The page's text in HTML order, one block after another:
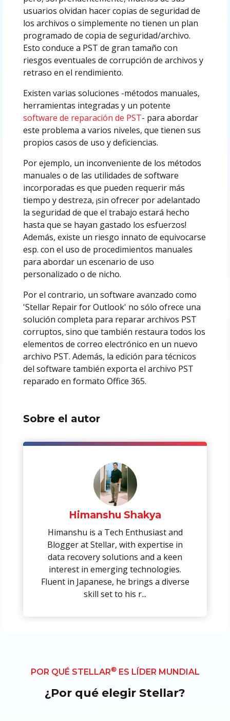
usuarios olvidan hacer copias de seguridad de
los archivos o simplemente no tienen un plan
programado de copia de seguridad/archivo.
Esto conduce a PST de gran tamaño con
riesgos eventuales de corrupción de archivos y
retraso en el rendimiento.
Existen varias soluciones -métodos manuales,
herramientas integradas y un potente
software de reparación de PST- para abordar
este problema a varios niveles, que tienen sus
propios casos de uso y deficiencias.
Por ejemplo, un inconveniente de los métodos
manuales o de las utilidades de software
incorporadas es que pueden requerir más
tiempo y destreza, ¡sin ofrecer por adelantado
la seguridad de que el trabajo estará hecho
hasta que se hayan gastado los esfuerzos!
Además, existe un riesgo innato de equivocarse
esp. con el uso de procedimientos manuales
para abordar un escenario de uso
personalizado o de nicho.
Por el contrario, un software avanzado como
'Stellar Repair for Outlook' no sólo ofrece una
solución completa para reparar archivos PST
corruptos, sino que también restaura todos los
elementos de correo electrónico en un nuevo
archivo PST. Además, la edición para técnicos
del software también exporta el archivo PST
reparado en formato Office 365.
Sobre el autor
Himanshu Shakya
Himanshu is a Tech Enthusiast and
Blogger at Stellar, with expertise in
data recovery solutions and a keen
interest in emerging technologies.
Fluent in Japanese, he brings a diverse
skill set to his r...
POR QUÉ STELLAR®ES LÍDER MUNDIAL
¿Por qué elegir Stellar?